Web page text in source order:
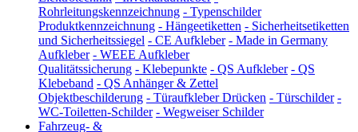
Rohrleitungskennzeichnung - Typenschilder
Produktkennzeichnung - Hängeetiketten - Sicherheitsetiketten
und Sicherheitssiegel - CE Aufkleber - Made in Germany
Aufkleber - WEEE Aufkleber
Qualitätssicherung - Klebepunkte - QS Aufkleber - QS
Klebeband - QS Anhänger & Zettel
Objektbeschilderung - Türaufkleber Drücken - Türschilder -
WC-Toiletten-Schilder - Wegweiser Schilder
Fahrzeug- &